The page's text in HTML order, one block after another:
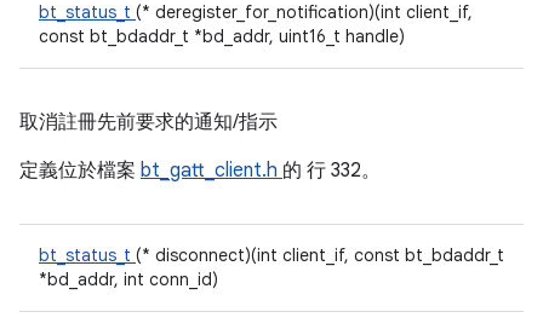
bt_status_t (* deregister_for_notification)(int client_if,
const bt_bdaddr_t *bd_addr, uint16_t handle)
取消註冊先前要求的通知/指示
定義位於檔案 bt_gatt_client.h 的 行 332。
bt_status_t (* disconnect)(int client_if, const bt_bdaddr_t
*bd_addr, int conn_id)